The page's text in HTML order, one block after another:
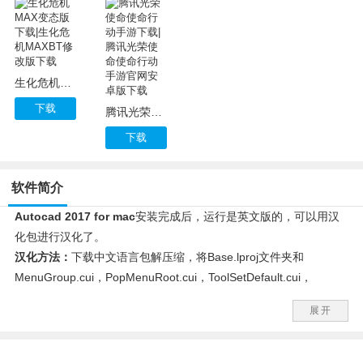
生化危机MAX变态版下载|生化危机MAXBT修改版下载
下载 腾讯光荣使命使命行动手游下载|腾讯光荣使命使命行动手游官网安卓版下载
下载
软件简介
Autocad 2017 for mac安装完成后，运行是英文版的，可以用汉
化包进行汉化了。
汉化方法： 下载中文语言包解压缩，将Base.lproj文件夹和
MenuGroup.cui，PopMenuRoot.cui，ToolSetDefault.cui，
Workspace.cui 四个文件放到 /Applications/Autodesk/AutoCAD
2017/右键“AutoCAD 2017.app”显示包内容/Contents/Resources
展开